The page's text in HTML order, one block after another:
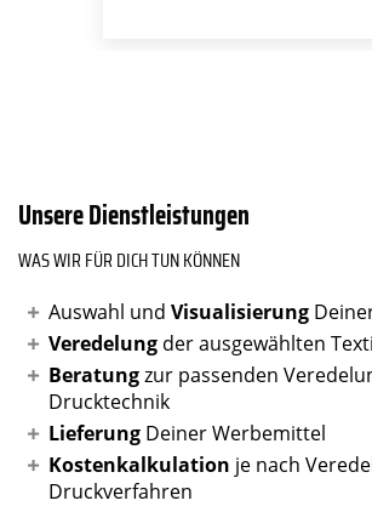
Unsere Dienstleistungen
WAS WIR FÜR DICH TUN KÖNNEN
Auswahl und Visualisierung
Veredelung der ausgewählten
Beratungzur passenden
Drucktechnik
Lieferung Deiner Werbemittel
Kostenkalkulation je nach
Druckverfahren